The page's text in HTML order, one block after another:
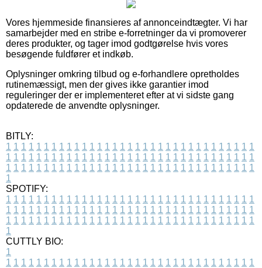
Vores hjemmeside finansieres af annonceindtægter. Vi har
samarbejder med en stribe e-forretninger da vi promoverer
deres produkter, og tager imod godtgørelse hvis vores
besøgende fuldfører et indkøb.
Oplysninger omkring tilbud og e-forhandlere opretholdes
rutinemæssigt, men der gives ikke garantier imod
reguleringer der er implementeret efter at vi sidste gang
opdaterede de anvendte oplysninger.
BITLY:
1 1 1 1 1 1 1 1 1 1 1 1 1 1 1 1 1 1 1 1 1 1 1 1 1 1 1 1 1 1 1 1 1
1 1 1 1 1 1 1 1 1 1 1 1 1 1 1 1 1 1 1 1 1 1 1 1 1 1 1 1 1 1 1 1 1
1 1 1 1 1 1 1 1 1 1 1 1 1 1 1 1 1 1 1 1 1 1 1 1 1 1 1 1 1 1 1 1 1
1
SPOTIFY:
1 1 1 1 1 1 1 1 1 1 1 1 1 1 1 1 1 1 1 1 1 1 1 1 1 1 1 1 1 1 1 1 1
1 1 1 1 1 1 1 1 1 1 1 1 1 1 1 1 1 1 1 1 1 1 1 1 1 1 1 1 1 1 1 1 1
1 1 1 1 1 1 1 1 1 1 1 1 1 1 1 1 1 1 1 1 1 1 1 1 1 1 1 1 1 1 1 1 1
1
CUTTLY BIO:
1
1 1 1 1 1 1 1 1 1 1 1 1 1 1 1 1 1 1 1 1 1 1 1 1 1 1 1 1 1 1 1 1 1